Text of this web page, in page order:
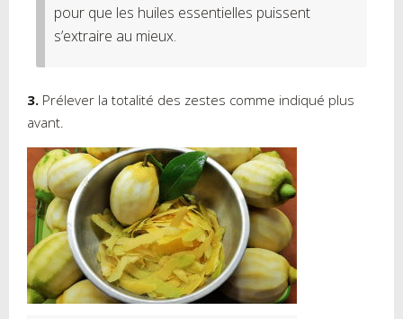
pour que les huiles essentielles puissent
s’extraire au mieux.
3. Prélever la totalité des zestes comme indiqué plus
avant.